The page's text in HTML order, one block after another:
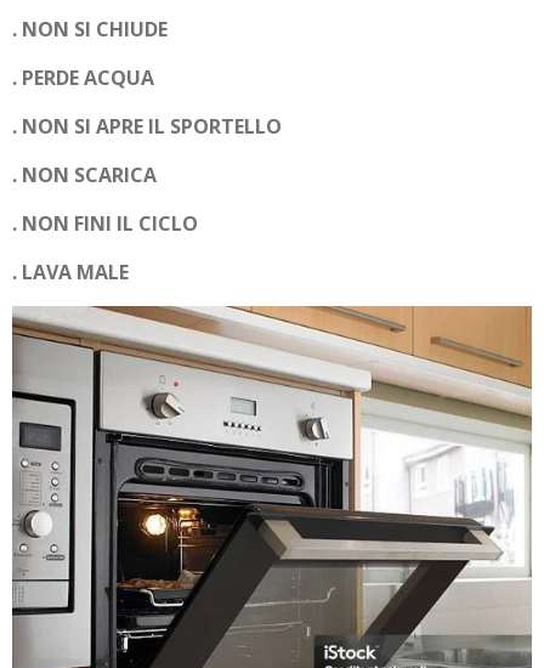
. NON SI CHIUDE
. PERDE ACQUA
. NON SI APRE IL SPORTELLO
. NON SCARICA
. NON FINI IL CICLO
. LAVA MALE